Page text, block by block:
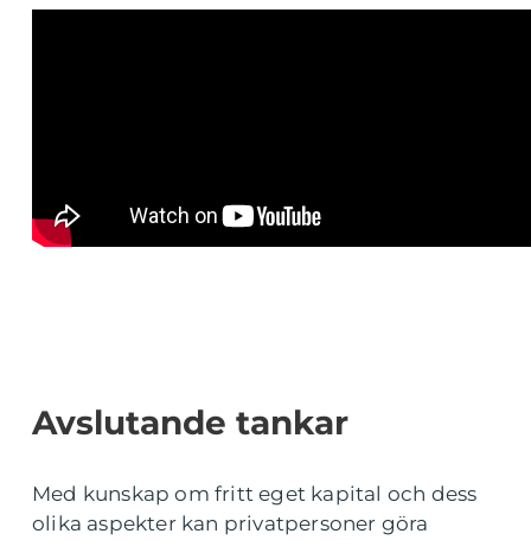
Avslutande tankar
Med kunskap om fritt eget kapital och dess
olika aspekter kan privatpersoner göra